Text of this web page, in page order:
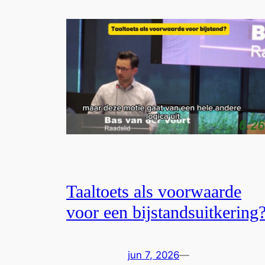
Taaltoets als voorwaarde
voor een
jun 7, 2026—